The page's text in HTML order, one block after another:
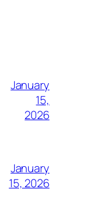
January
15,
2026
January
15, 2026